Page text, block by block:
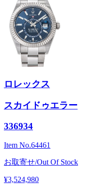
ロレックス
スカイドゥエラー
336934
Item No.64461
お取寄せ/Out Of Stock
¥3,524,980